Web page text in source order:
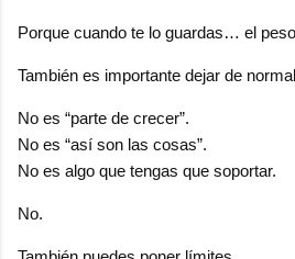
Porque cuando te lo guardas… el
También es importante dejar de
No es “parte de crecer”.
No es “así son las cosas”.
No es algo que tengas que soportar.
No.